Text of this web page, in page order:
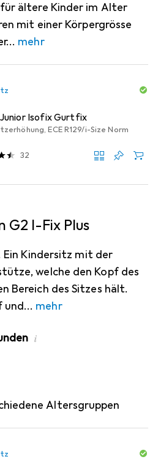
ältere Kinder im Alter
mit einer Körpergrösse
mehr
Junior Isofix Gurtfix
ECE R129/i-Size Norm
32
G2 I-Fix Plus
Kindersitz mit der
welche den Kopf des
Bereich des Sitzes hält.
und
mehr
i
Altersgruppen